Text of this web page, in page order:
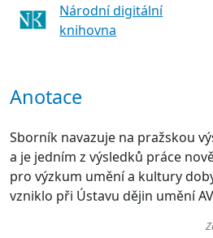
Národní digitální
knihovna
Anotace
Sborník navazuje na pražskou
a je jedním z výsledků práce
pro výzkum umění a kultury
vzniklo při Ústavu dějin umění AV